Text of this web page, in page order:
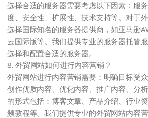
选择合适的服务器需要考虑以下因素：服
度、安全性、扩展性、技术支持等。对于
选择国际知名的服务器提供商，如亚马逊
云国际版等。我们提供专业的服务器托管
选择和配置合适的服务器。
8. 外贸网站如何进行内容营销？
外贸网站进行内容营销需要：明确目标受众
创作优质内容、优化内容、推广内容、分
的形式包括：博客文章、产品介绍、行业
频教程等。我们提供专业的外贸网站内容